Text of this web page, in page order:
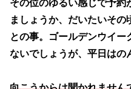
その位のゆるい感じで予約
ましょうか、だいたいその
との事。ゴールデンウイ
ないでしょうが、平日はの